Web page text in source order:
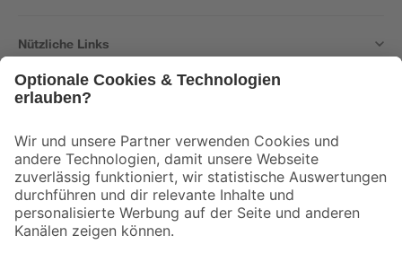
Nützliche Links
Der toom Newsletter: Keine Angebote und Aktionen mehr verpassen!
Zur Newsletter Anmeldung
Folge uns